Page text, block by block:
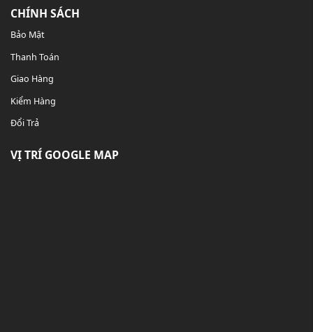
CHÍNH SÁCH
Bảo Mật
Thanh Toán
Giao Hàng
Kiểm Hàng
Đổi Trả
VỊ TRÍ GOOGLE MAP